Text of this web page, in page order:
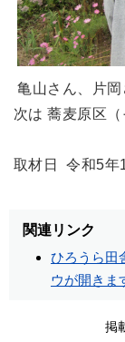
亀山さん、片
次は 蕎麦原区
取材日 令和5年
関連リンク
ひろうら田
ウが開きま
掲